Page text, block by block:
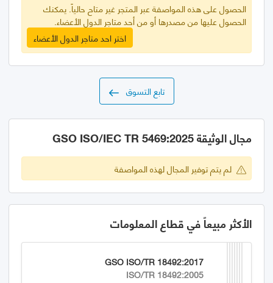
الحصول على هذه المواصفة عبر المتجر غير متاح حالياً. يمكنك
الحصول عليها من مصدرها أو من أحد متاجر الدول الأعضاء.
اختر احد متاجر الدول الأعضاء
تابع التسوق
مجال الوثيقة GSO ISO/IEC TR 5469:2025
لم يتم توفير المجال لهذه المواصفة
الأكثر مبيعاً في قطاع المعلومات
GSO ISO/TR 18492:2017
ISO/TR 18492:2005